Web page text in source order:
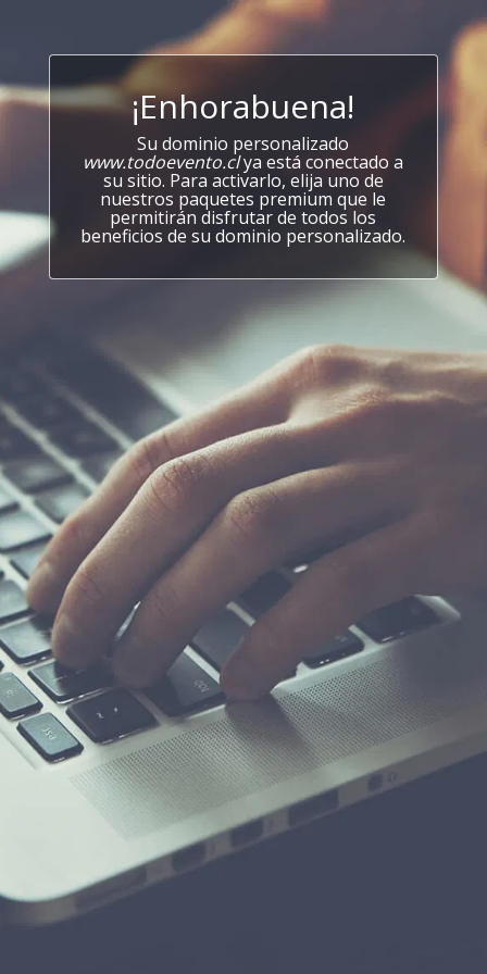
¡Enhorabuena!
Su dominio personalizado
www.todoevento.clya está conectado a
su sitio. Para activarlo, elija uno de
nuestros paquetes premium que le
permitirán disfrutar de todos los
beneficios de su dominio personalizado.